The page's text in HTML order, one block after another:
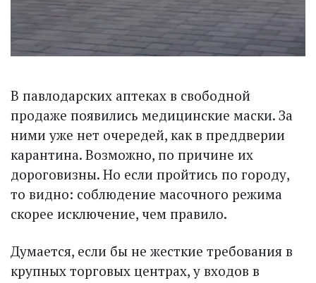
В павлодарских аптеках в свободной
продаже появились медицинские маски. За
ними уже нет очередей, как в преддверии
карантина. Возможно, по причине их
дороговизны. Но если пройтись по городу,
то видно: соблюдение масочного режима
скорее исключение, чем правило.
Думается, если бы не жесткие требования в
крупных торговых центрах, у входов в